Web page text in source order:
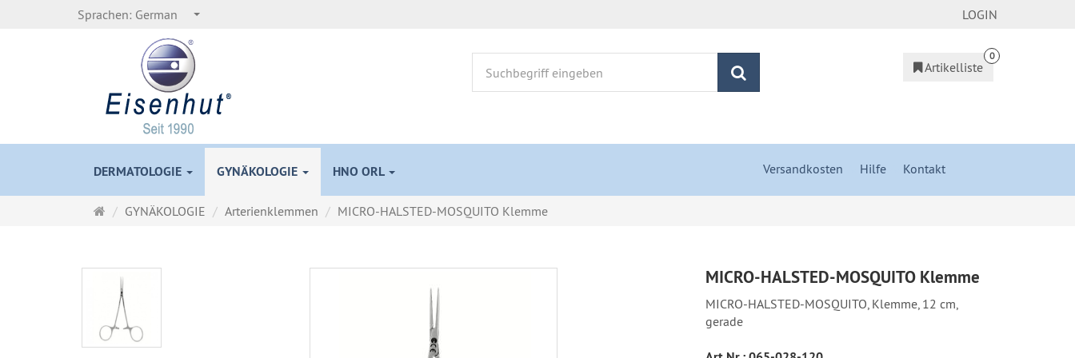
Sprachen: German LOGIN
Artikelliste
0
DERMATOLOGIE GYNÄKOLOGIE HNO ORL Versandkosten Hilfe Kontakt
Startseite
GYNÄKOLOGIE Arterienklemmen MICRO-HALSTED-MOSQUITO Klemme
MICRO-HALSTED-MOSQUITO Klemme
MICRO-HALSTED-MOSQUITO, Klemme, 12 cm,
gerade